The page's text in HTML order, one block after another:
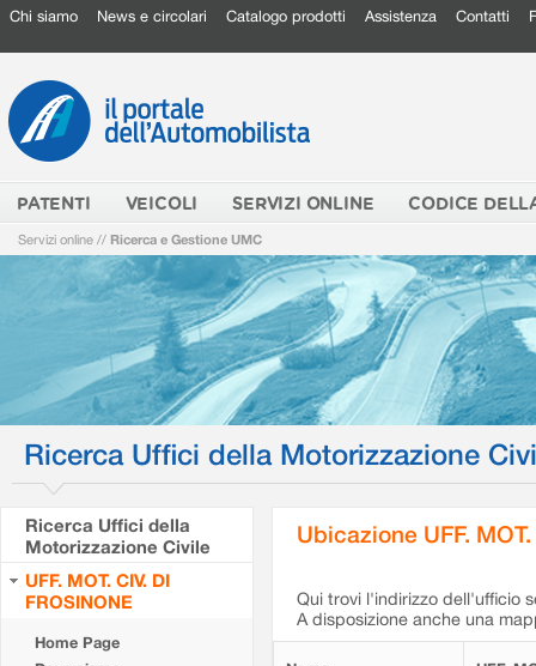
Chi siamo News e circolari Catalogo prodotti Assistenza Contatti
PATENTI VEICOLI SERVIZI ONLINE CODICE
Servizi online // Ricerca e Gestione UMC
Ricerca Uffici della Motorizzazione
Ricerca Uffici della
Motorizzazione Civile
UFF. MOT. CIV. DI
FROSINONE
Home Page
Ubicazione UFF.
Qui trovi l'indirizzo dell'ufficio
A disposizione anche una